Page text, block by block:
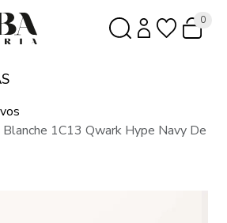
0
1C13 Qwark Hype Navy De